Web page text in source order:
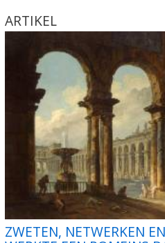
ARTIKEL
ZWETEN, NETWERKEN